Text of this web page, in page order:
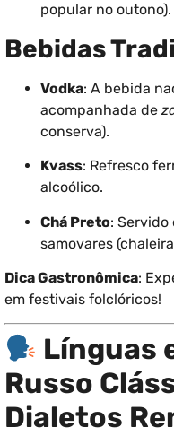
popular no outono).
Bebidas
Vodka: A bebida
acompanhada de
conserva).
Kvass: Refresco
alcoólico.
Chá Preto: Servido
samovares
Dica Gastronômica:
em festivais folclóricos!
Línguas
Russo
Dialetos